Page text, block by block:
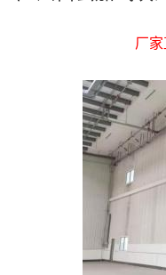
厂